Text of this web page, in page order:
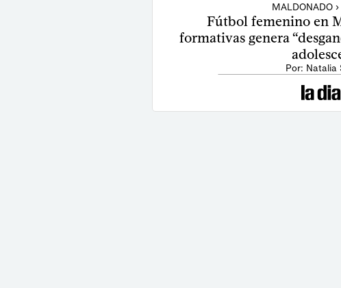
MALDONADO
Fútbol femenino en
formativas genera
Por: Natalia